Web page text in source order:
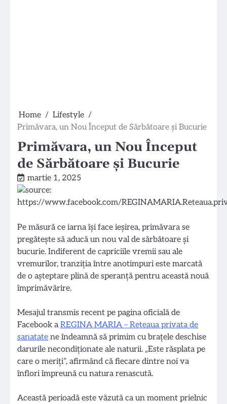
Home
Lifestyle
Primăvara, un Nou Început de Sărbătoare și Bucurie
Primăvara, un Nou Început
de Sărbătoare și Bucurie
martie 1, 2025
Pe măsură ce iarna își face ieșirea, primăvara se
pregătește să aducă un nou val de sărbătoare și
bucurie. Indiferent de capriciile vremii sau ale
vremurilor, tranziția între anotimpuri este marcată
de o așteptare plină de speranță pentru această nouă
împrimăvărire.
Mesajul transmis recent pe pagina oficială de
Facebook aREGINA MARIA – Reteaua privata de
sanatate ne îndeamnă să primim cu brațele deschise
darurile necondiționate ale naturii. „Este răsplata pe
care o meriți”, afirmând că fiecare dintre noi va
înflori împreună cu natura renascutã.
Această perioadã este văzutã ca un moment prielnic